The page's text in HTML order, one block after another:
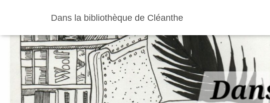
Dans la bibliothèque de Cléanthe